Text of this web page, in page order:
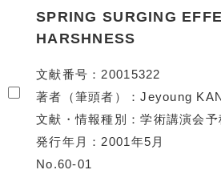
SPRING SURGING
HARSHNESS
文献番号
20015322
著者（筆頭者）
文献・情報種別
学術講演会予
発行年月
2001年5月
No.60-01